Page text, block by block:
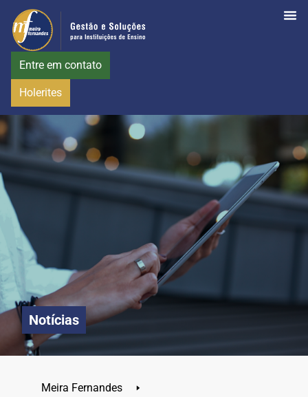
Entre em contato
Holerites
Notícias
Meira Fernandes
🢒